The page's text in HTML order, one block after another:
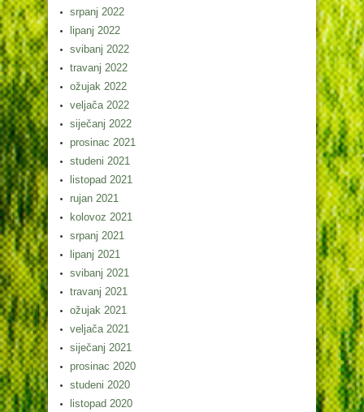
srpanj 2022
lipanj 2022
svibanj 2022
travanj 2022
ožujak 2022
veljača 2022
siječanj 2022
prosinac 2021
studeni 2021
listopad 2021
rujan 2021
kolovoz 2021
srpanj 2021
lipanj 2021
svibanj 2021
travanj 2021
ožujak 2021
veljača 2021
siječanj 2021
prosinac 2020
studeni 2020
listopad 2020